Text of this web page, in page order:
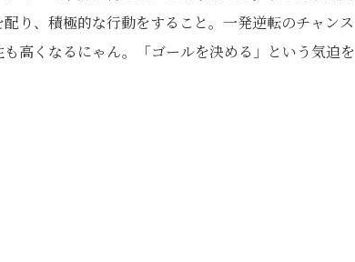
り、積極的な行動をすること。一発逆転のチャンス
高くなるにゃん。「ゴールを決める」という気迫を